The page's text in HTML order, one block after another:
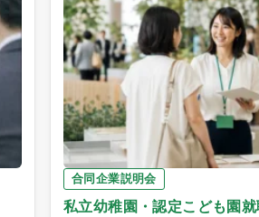
合同企業説明会
私立幼稚園・認定こども園